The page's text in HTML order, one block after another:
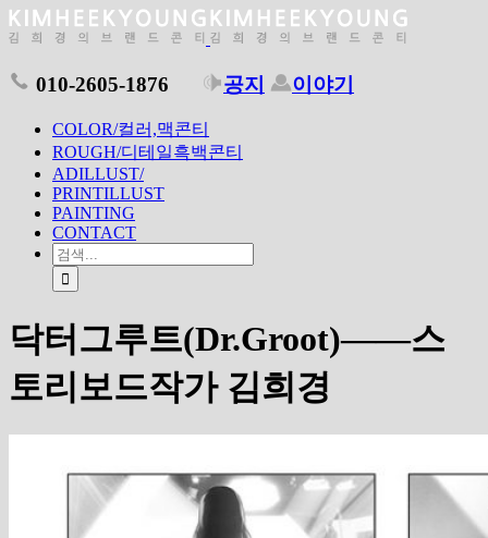
010-2605-1876 공지 이야기
COLOR/컬러,맥콘티
ROUGH/디테일흑백콘티
ADILLUST/
PRINTILLUST
PAINTING
CONTACT
닥터그루트(Dr.Groot)——스
토리보드작가 김희경